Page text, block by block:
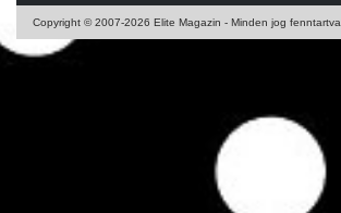
Copyright © 2007-2026 Elite Magazin - Minden jog fenntartva.